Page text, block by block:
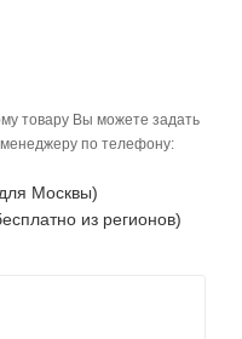
товару Вы можете задать
по телефону:
Москвы)
из регионов)